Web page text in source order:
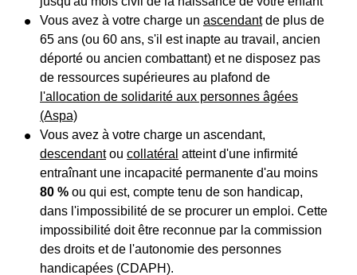
Vous avez à votre charge un ascendantde plus de
65 ans (ou 60 ans, s'il est inapte au travail, ancien
déporté ou ancien combattant) et ne disposez pas
de ressources supérieures au plafond de
l'allocation de solidarité aux personnes âgées
(Aspa)
Vous avez à votre charge un ascendant,
descendantou collatéral atteint d'une infirmité
entraînant une incapacité permanente d'au moins
80 % ou qui est, compte tenu de son handicap,
dans l'impossibilité de se procurer un emploi. Cette
impossibilité doit être reconnue par la commission
des droits et de l'autonomie des personnes
handicapées (CDAPH).